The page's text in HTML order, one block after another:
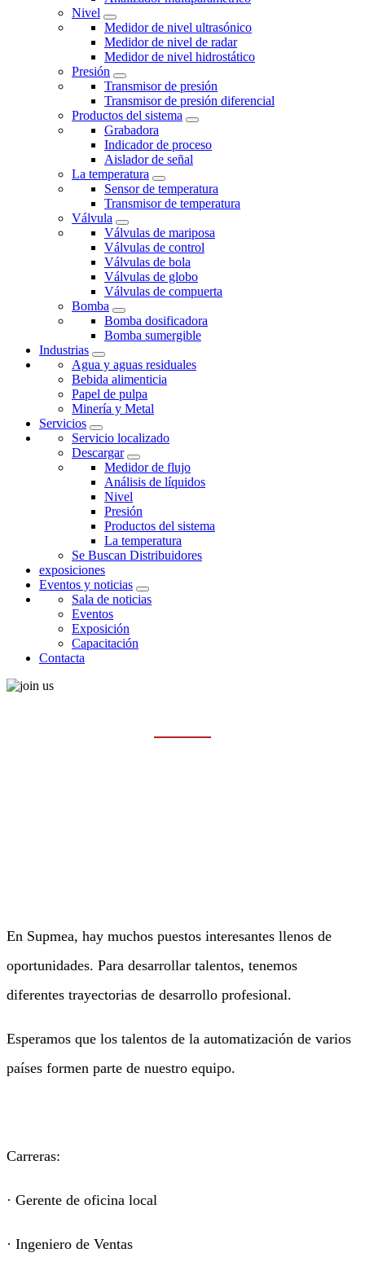
Nivel
Medidor de nivel ultrasónico
Medidor de nivel de radar
Medidor de nivel hidrostático
Presión
Transmisor de presión
Transmisor de presión diferencial
Productos del sistema
Grabadora
Indicador de proceso
Aislador de señal
La temperatura
Sensor de temperatura
Transmisor de temperatura
Válvula
Válvulas de mariposa
Válvulas de control
Válvulas de bola
Válvulas de globo
Válvulas de compuerta
Bomba
Bomba dosificadora
Bomba sumergible
Industrias
Agua y aguas residuales
Bebida alimenticia
Papel de pulpa
Minería y Metal
Servicios
Servicio localizado
Descargar
Medidor de flujo
Análisis de líquidos
Nivel
Presión
Productos del sistema
La temperatura
Se Buscan Distribuidores
exposiciones
Eventos y noticias
Sala de noticias
Eventos
Exposición
Capacitación
Contacta
En Supmea, hay muchos puestos interesantes llenos de
oportunidades. Para desarrollar talentos, tenemos
diferentes trayectorias de desarrollo profesional.
Esperamos que los talentos de la automatización de varios
países formen parte de nuestro equipo.
Carreras:
· Gerente de oficina local
· Ingeniero de Ventas